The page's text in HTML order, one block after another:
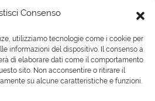
Consenso
utilizziamo tecnologie come i cookie per
informazioni del dispositivo. Il consenso a
di elaborare dati come il comportamento
sito. Non acconsentire o ritirare il
su alcune caratteristiche e funzioni.
e delle vibrazioni sul luogo
sulla sicurezza sul lavoro:
di lavoro
aiutarti?